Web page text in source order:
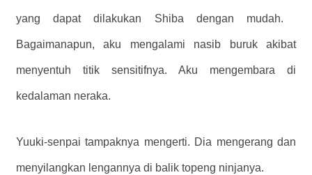
yang dapat dilakukan Shiba dengan mudah. ​​
Bagaimanapun, aku mengalami nasib buruk akibat
menyentuh titik sensitifnya. Aku mengembara di
kedalaman neraka.
Yuuki-senpai tampaknya mengerti. Dia mengerang dan
menyilangkan lengannya di balik topeng ninjanya.